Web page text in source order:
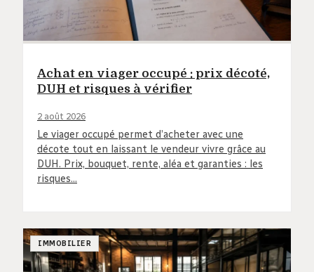
Achat en viager occupé : prix décoté,
DUH et risques à vérifier
2 août 2026
Le viager occupé permet d’acheter avec une
décote tout en laissant le vendeur vivre grâce au
DUH. Prix, bouquet, rente, aléa et garanties : les
risques…
IMMOBILIER